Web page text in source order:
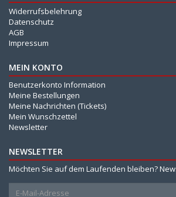
Widerrufsbelehrung
Datenschutz
AGB
Impressum
MEIN KONTO
Benutzerkonto Information
Meine Bestellungen
Meine Nachrichten (Tickets)
Mein Wunschzettel
Newsletter
NEWSLETTER
Möchten Sie auf dem Laufenden bleiben?